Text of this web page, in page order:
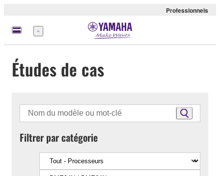
Professionnels
Menu
Études de cas
Filtrer par catégorie